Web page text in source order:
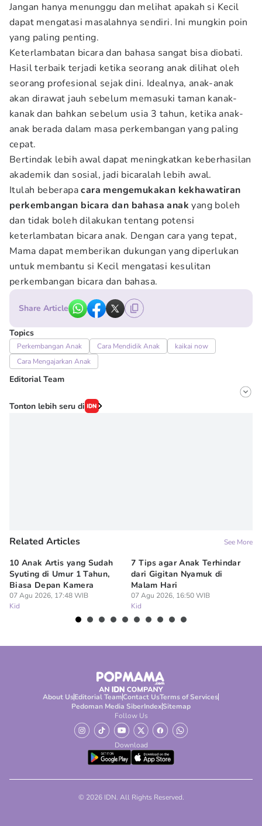
Jangan hanya menunggu dan melihat apakah si Kecil
dapat mengatasi masalahnya sendiri. Ini mungkin poin
yang paling penting.
Keterlambatan bicara dan bahasa sangat bisa diobati.
Hasil terbaik terjadi ketika seorang anak dilihat oleh
seorang profesional sejak dini. Idealnya, anak-anak
akan dirawat jauh sebelum memasuki taman kanak-
kanak dan bahkan sebelum usia 3 tahun, ketika anak-
anak berada dalam masa perkembangan yang paling
cepat.
Bertindak lebih awal dapat meningkatkan keberhasilan
akademik dan sosial, jadi bicaralah lebih awal.
Itulah beberapacara mengemukakan kekhawatiran
perkembangan bicara dan bahasa anak yang boleh
dan tidak boleh dilakukan tentang potensi
keterlambatan bicara anak. Dengan cara yang tepat,
Mama dapat memberikan dukungan yang diperlukan
untuk membantu si Kecil mengatasi kesulitan
perkembangan bicara dan bahasa.
Share Article
Topics
Perkembangan Anak Cara Mendidik Anak
kaikai now
Cara Mengajarkan Anak
Editorial Team
Editor
Irma ediarti mardiyah
Tonton lebih seru di
Related Articles See More
10 Anak Artis yang Sudah
Syuting di Umur 1 Tahun,
Biasa Depan Kamera
07 Agu 2026, 17:48 WIB
Kid
7 Tips agar Anak Terhindar
dari Gigitan Nyamuk di
Malam Hari
07 Agu 2026, 16:50 WIB
Kid
About UsEditorial TeamContact UsTerms of Services
Pedoman Media SiberIndexSitemap
Follow Us
Download
© 2026 IDN. All Rights Reserved.